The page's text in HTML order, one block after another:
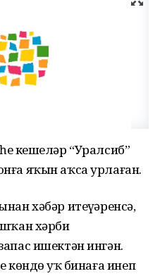
кешеләр “Уралсиб”
яҡын аҡса урлаған.
хәбәр итеүҙәренсә,
хәрби
ишектән ингән.
уҡ бинаға инеп